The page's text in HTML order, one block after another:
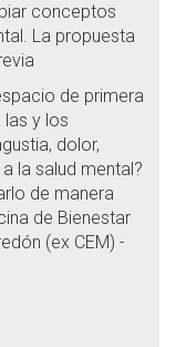
conceptos
La propuesta
de primera
y los
dolor,
la salud mental?
de manera
de Bienestar
(ex CEM) -